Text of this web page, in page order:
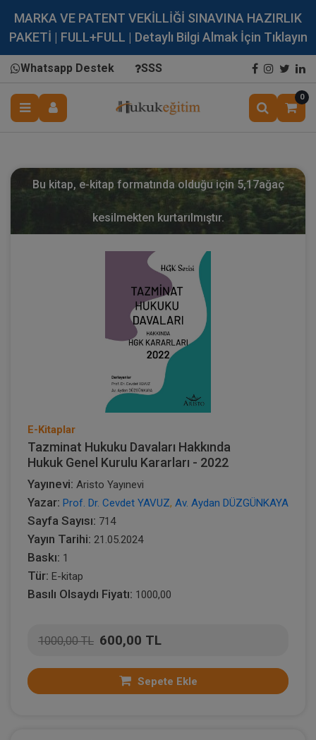
MARKA VE PATENT VEKİLLİĞİ SINAVINA HAZIRLIK
PAKETİ | FULL+FULL | Detaylı Bilgi Almak İçin Tıklayın
Whatsapp Destek SSS
0
Bu kitap, e-kitap formatında olduğu için 5,17ağaç
kesilmekten kurtarılmıştır.
E-Kitaplar
Tazminat Hukuku Davaları Hakkında
Hukuk Genel Kurulu Kararları - 2022
Yayınevi: Aristo Yayınevi
Yazar: Prof. Dr. Cevdet YAVUZ, Av. Aydan DÜZGÜNKAYA
Sayfa Sayısı: 714
Yayın Tarihi: 21.05.2024
Baskı: 1
Tür: E-kitap
Basılı Olsaydı Fiyatı: 1000,00
1000,00 TL 600,00 TL
Sepete Ekle